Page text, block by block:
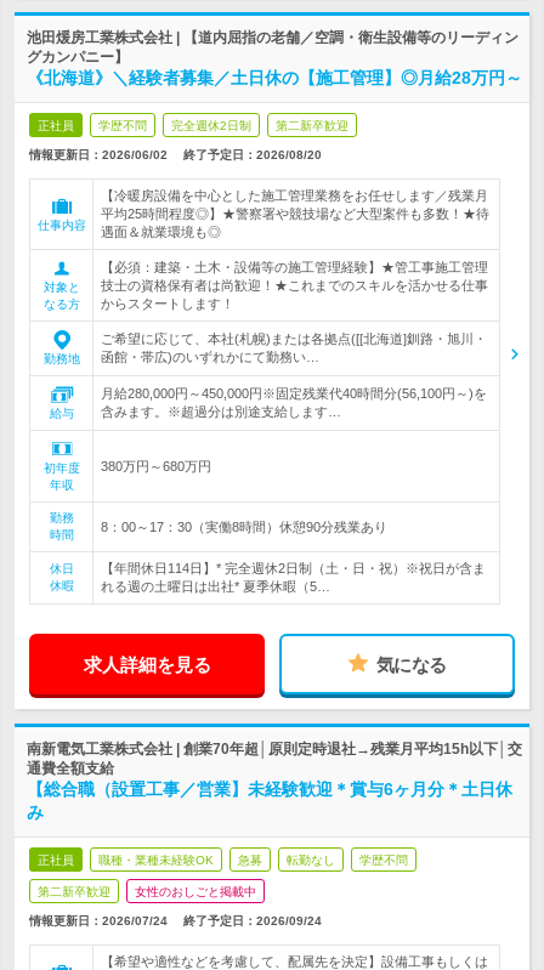
池田煖房工業株式会社 | 【道内屈指の老舗／空調・衛生設備等のリーディン
グカンパニー】
《北海道》＼経験者募集／土日休の【施工管理】◎月給28万円～
正社員 学歴不問 完全週休2日制 第二新卒歓迎
情報更新日：2026/06/02 終了予定日： 2026/08/20
仕事内容
【冷暖房設備を中心とした施工管理業務をお任せします／残業月
平均25時間程度◎】★警察署や競技場など大型案件も多数！★待
遇面＆就業環境も◎
対象と
なる方
【必須：建築・土木・設備等の施工管理経験】★管工事施工管理
技士の資格保有者は尚歓迎！★これまでのスキルを活かせる仕事
からスタートします！
勤務地
ご希望に応じて、本社(札幌)または各拠点([[北海道]釧路・旭川・
函館・帯広)のいずれかにて勤務い…
給与
月給280,000円～450,000円※固定残業代40時間分(56,100円～)を
含みます。※超過分は別途支給します…
初年度
年収
380万円～680万円
勤務
時間
8：00～17：30（実働8時間）休憩90分残業あり
休日
休暇
【年間休日114日】* 完全週休2日制（土・日・祝）※祝日が含ま
れる週の土曜日は出社* 夏季休暇（5…
求人詳細を見る 気になる
南新電気工業株式会社 | 創業70年超│原則定時退社→残業月平均15h以下│交
通費全額支給
【総合職（設置工事／営業】未経験歓迎＊賞与6ヶ月分＊土日休
み
正社員 職種・業種未経験OK 急募 転勤なし 学歴不問
第二新卒歓迎 女性のおしごと掲載中
情報更新日：2026/07/24 終了予定日： 2026/09/24
【希望や適性などを考慮して、配属先を決定】設備工事もしくは